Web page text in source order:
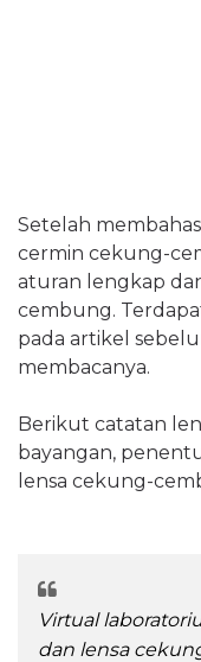
Setelah
cermin cekung-
aturan lengkap
cembung.
pada artikel
membacanya.
Berikut catatan
bayangan,
lensa cekung-
Virtual
dan lensa